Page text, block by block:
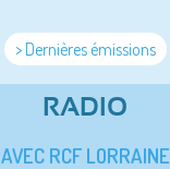
> Dernières émissions
RADIO
AVEC RCF LORRAINE